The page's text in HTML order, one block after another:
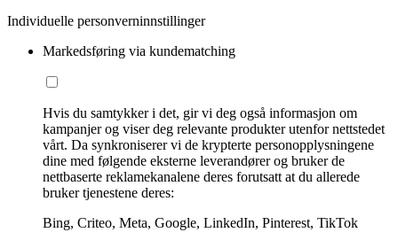
Individuelle personverninnstillinger
Markedsføring via kundematching
Hvis du samtykker i det, gir vi deg også informasjon om
kampanjer og viser deg relevante produkter utenfor nettstedet
vårt. Da synkroniserer vi de krypterte personopplysningene
dine med følgende eksterne leverandører og bruker de
nettbaserte reklamekanalene deres forutsatt at du allerede
bruker tjenestene deres:
Bing, Criteo, Meta, Google, LinkedIn, Pinterest, TikTok